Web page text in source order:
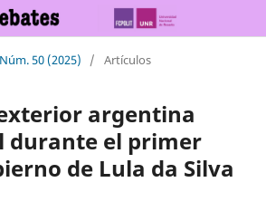
Núm. 50 (2025) / Artículos
argentina
durante el primer
de Lula da Silva